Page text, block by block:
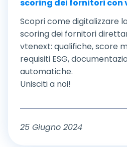
scoring dei fornitori con
Scopri come digitalizzare
scoring dei fornitori
vtenext: qualifiche, score
requisiti ESG,
automatiche.
Unisciti a noi!
25 Giugno 2024